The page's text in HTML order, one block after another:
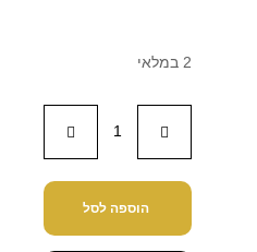
2 במלאי
הוספה לסל